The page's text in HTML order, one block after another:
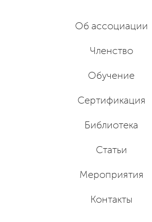
Об ассоциации
Членство
Обучение
Сертификация
Библиотека
Статьи
Мероприятия
Контакты